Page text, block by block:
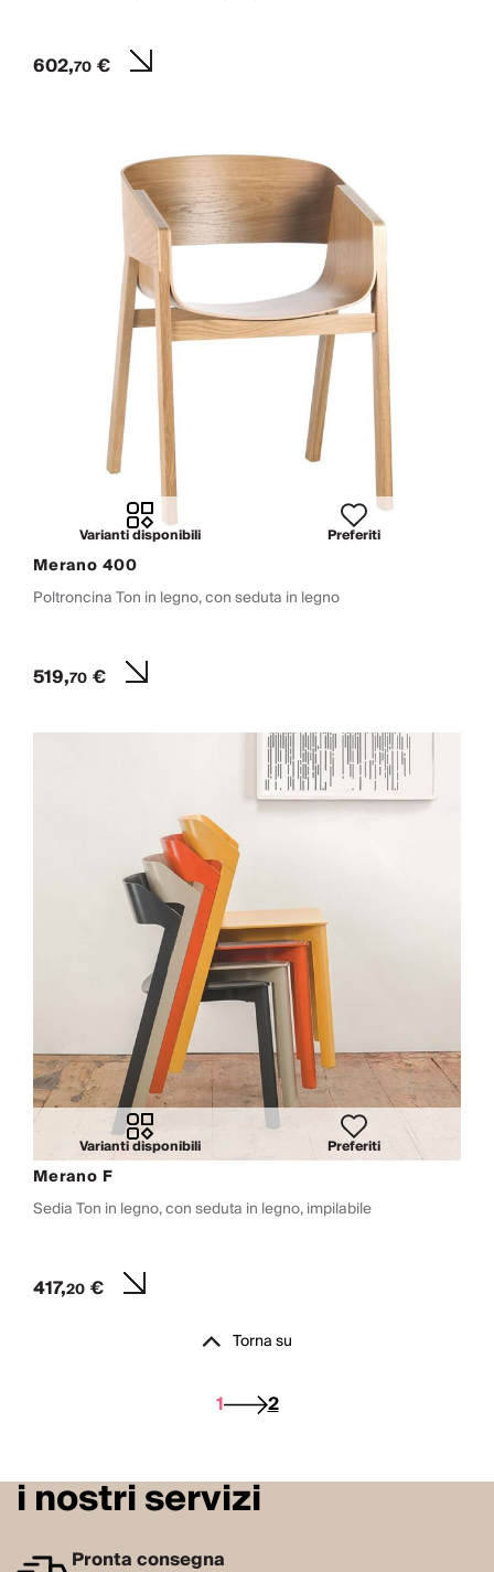
602,70€
Varianti disponibili Preferiti
Merano 400
Poltroncina Ton in legno, con seduta in legno
519,70€
Varianti disponibili Preferiti
Merano F
Sedia Ton in legno, con seduta in legno, impilabile
417,20€
Torna su
1 2
i nostri servizi
Pronta consegna